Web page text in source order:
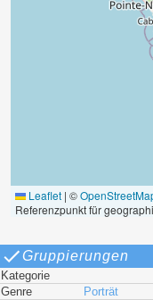
Leaflet | ©
Referenzpunkt für
Gruppierungen
Kategorie
Genre
Porträt